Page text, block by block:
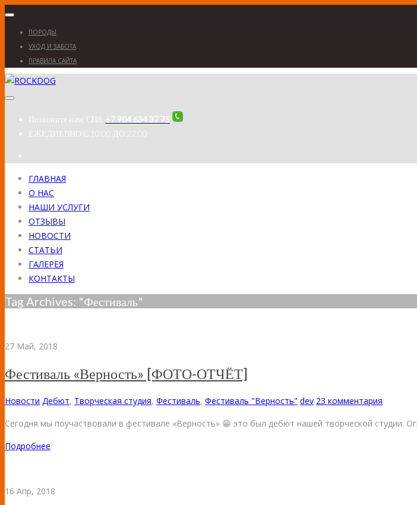
ПОРОДЫ
УХОД И ЗАБОТА
ПРАВИЛА САЙТА
Позвоните нам: СПб: +7 904 634 37 75
ЕЖЕДНЕВНО С 10:00 ДО 22:00
ГЛАВНАЯ
О НАС
НАШИ УСЛУГИ
ОТЗЫВЫ
НОВОСТИ
СТАТЬИ
ГАЛЕРЕЯ
КОНТАКТЫ
Tag Archives: "Фестиваль"
27 Май, 2018
Фестиваль «Верность» [ФОТО-ОТЧЁТ]
Новости Дебют, Творческая студия, Фестиваль, Фестиваль "Верность" dev 23 комментария
Сегодня мы поучаствовали в фестивале «Верность» 😁 это был дебют нашей творческой студии.
Подробнее
16 Апр, 2018